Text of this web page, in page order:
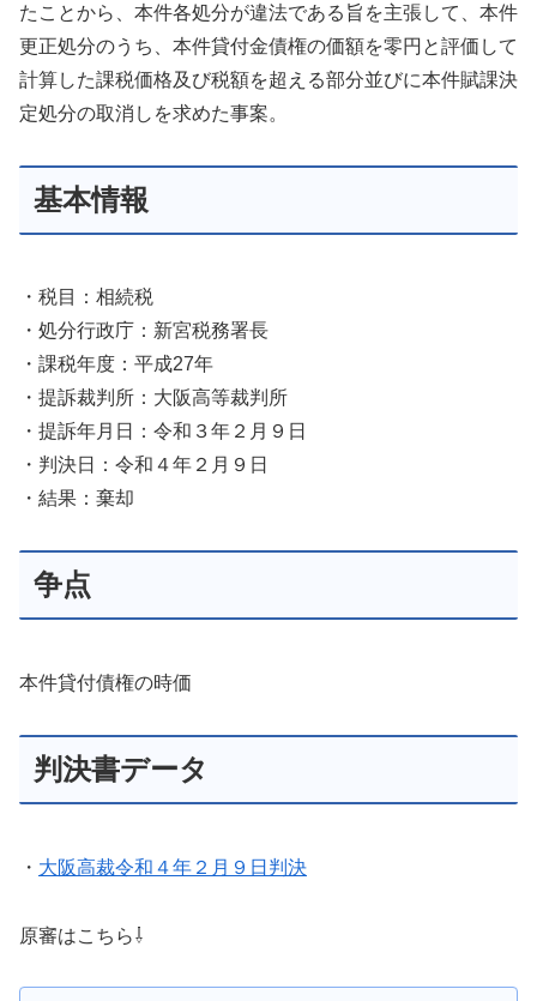
たことから、本件各処分が違法である旨を主張して、本件
更正処分のうち、本件貸付金債権の価額を零円と評価して
計算した課税価格及び税額を超える部分並びに本件賦課決
定処分の取消しを求めた事案。
基本情報
・税目：相続税
・処分行政庁：新宮税務署長
・課税年度：平成27年
・提訴裁判所：大阪高等裁判所
・提訴年月日：令和３年２月９日
・判決日：令和４年２月９日
・結果：棄却
争点
本件貸付債権の時価
判決書データ
・ 大阪高裁令和４年２月９日判決
原審はこちら⇩